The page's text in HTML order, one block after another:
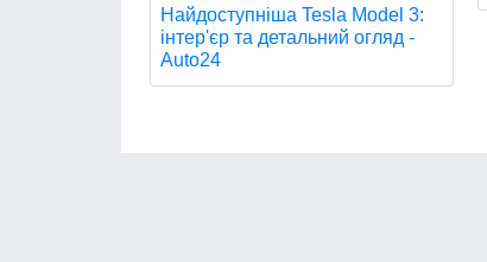
Найдоступніша Tesla Model 3:
інтер'єр та детальний огляд -
Auto24